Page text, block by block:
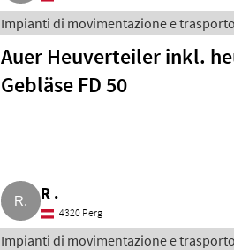
Impianti di movimentazione e
Auer Heuverteiler inkl.
Gebläse FD 50
R .
4320 Perg
Impianti di movimentazione e